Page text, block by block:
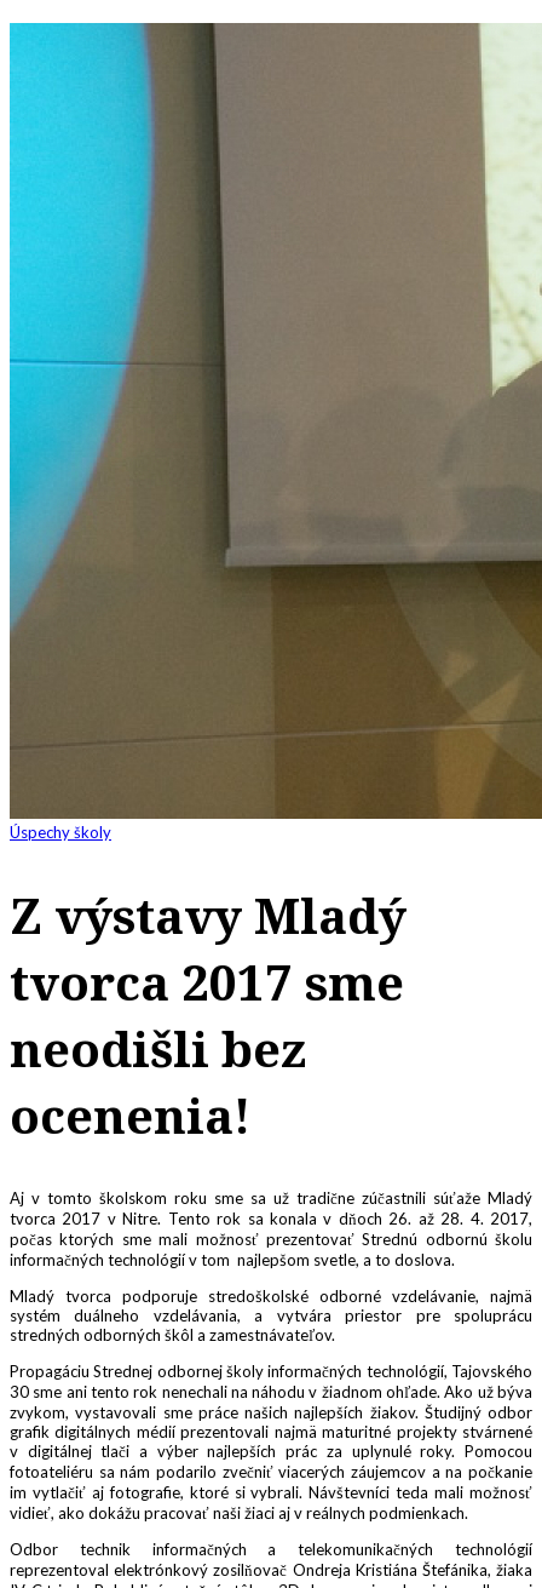
Úspechy školy
Z výstavy Mladý
tvorca 2017 sme
neodišli bez
ocenenia!
Aj v tomto školskom roku sme sa už tradične zúčastnili súťaže Mladý
tvorca 2017 v Nitre. Tento rok sa konala v dňoch 26. až 28. 4. 2017,
počas ktorých sme mali možnosť prezentovať Strednú odbornú školu
informačných technológií v tom najlepšom svetle, a to doslova.
Mladý tvorca podporuje stredoškolské odborné vzdelávanie, najmä
systém duálneho vzdelávania, a vytvára priestor pre spoluprácu
stredných odborných škôl a zamestnávateľov.
Propagáciu Strednej odbornej školy informačných technológií, Tajovského
30 sme ani tento rok nenechali na náhodu v žiadnom ohľade. Ako už býva
zvykom, vystavovali sme práce našich najlepších žiakov. Študijný odbor
grafik digitálnych médií prezentovali najmä maturitné projekty stvárnené
v digitálnej tlači a výber najlepších prác za uplynulé roky. Pomocou
fotoateliéru sa nám podarilo zvečniť viacerých záujemcov a na počkanie
im vytlačiť aj fotografie, ktoré si vybrali. Návštevníci teda mali možnosť
vidieť, ako dokážu pracovať naši žiaci aj v reálnych podmienkach.
Odbor technik informačných a telekomunikačných technológií
reprezentoval elektrónkový zosilňovač Ondreja Kristiána Štefánika, žiaka